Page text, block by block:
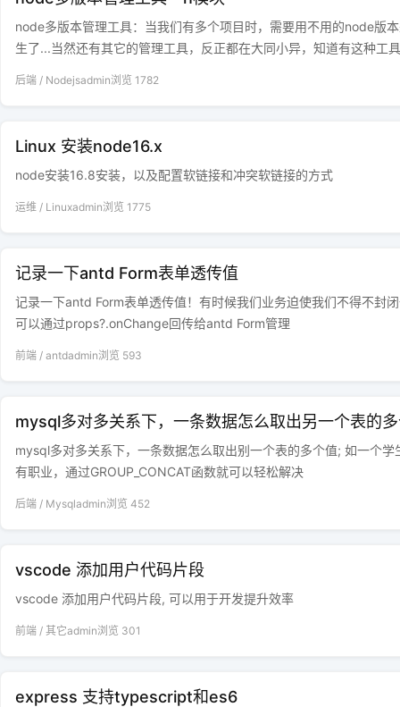
node多版本管理工具：当我们有多个项目时，需要用不用的node版
生了...当然还有其它的管理工具，反正都在大同小异，知道有这种工
后端 / Nodejsadmin浏览 1782
Linux 安装node16.x
node安装16.8安装，以及配置软链接和冲突软链接的方式
运维 / Linuxadmin浏览 1775
记录一下antd Form表单透传值
记录一下antd Form表单透传值！有时候我们业务迫使我们不得不封
可以通过props?.onChange回传给antd Form管理
前端 / antdadmin浏览 593
mysql多对多关系下，一条数据怎么取出另一个表的
mysql多对多关系下，一条数据怎么取出别一个表的多个值; 如一个
有职业，通过GROUP_CONCAT函数就可以轻松解决
后端 / Mysqladmin浏览 452
vscode 添加用户代码片段
vscode 添加用户代码片段, 可以用于开发提升效率
前端 / 其它admin浏览 301
express 支持typescript和es6